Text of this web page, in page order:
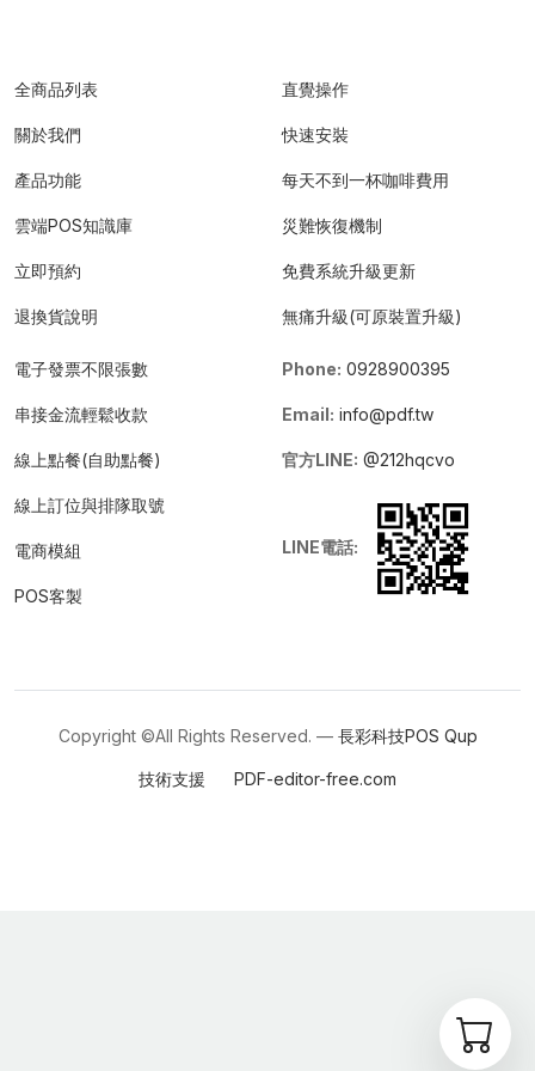
全商品列表
關於我們
產品功能
雲端POS知識庫
立即預約
退換貨說明
直覺操作
快速安裝
每天不到一杯咖啡費用
災難恢復機制
免費系統升級更新
無痛升級(可原裝置升級)
電子發票不限張數
串接金流輕鬆收款
線上點餐(自助點餐)
線上訂位與排隊取號
電商模組
POS客製
Phone: 0928900395
Email: info@pdf.tw
官方LINE: @212hqcvo
LINE電話:
Copyright ©All Rights Reserved. — 長彩科技POS Qup
技術支援 PDF-editor-free.com